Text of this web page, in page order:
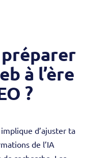
à l’ère
?
d’ajuster ta
de l’IA